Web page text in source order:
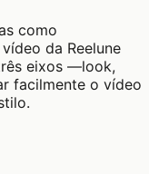
como
da Reelune
eixos —look,
facilmente o vídeo